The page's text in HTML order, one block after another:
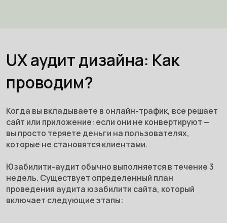
UX аудит дизайна: Как
проводим?
Когда вы вкладываете в онлайн-трафик, все решает
сайт или приложение: если они не конвертируют —
вы просто теряете деньги на пользователях,
которые не становятся клиентами.
Юзабилити-аудит обычно выполняется в течение 3
недель. Существует определенный план
проведения аудита юзабилити сайта, который
включает следующие этапы: